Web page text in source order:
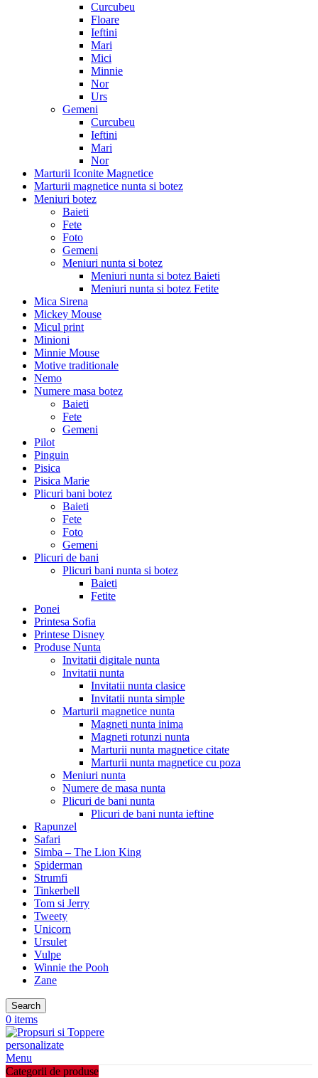
Curcubeu
Floare
Ieftini
Mari
Mici
Minnie
Nor
Urs
Gemeni
Curcubeu
Ieftini
Mari
Nor
Marturii Iconite Magnetice
Marturii magnetice nunta si botez
Meniuri botez
Baieti
Fete
Foto
Gemeni
Meniuri nunta si botez
Meniuri nunta si botez Baieti
Meniuri nunta si botez Fetite
Mica Sirena
Mickey Mouse
Micul print
Minioni
Minnie Mouse
Motive traditionale
Nemo
Numere masa botez
Baieti
Fete
Gemeni
Pilot
Pinguin
Pisica
Pisica Marie
Plicuri bani botez
Baieti
Fete
Foto
Gemeni
Plicuri de bani
Plicuri bani nunta si botez
Baieti
Fetite
Ponei
Printesa Sofia
Printese Disney
Produse Nunta
Invitatii digitale nunta
Invitatii nunta
Invitatii nunta clasice
Invitatii nunta simple
Marturii magnetice nunta
Magneti nunta inima
Magneti rotunzi nunta
Marturii nunta magnetice citate
Marturii nunta magnetice cu poza
Meniuri nunta
Numere de masa nunta
Plicuri de bani nunta
Plicuri de bani nunta ieftine
Rapunzel
Safari
Simba – The Lion King
Spiderman
Strumfi
Tinkerbell
Tom si Jerry
Tweety
Unicorn
Ursulet
Vulpe
Winnie the Pooh
Zane
Search
0 items
Menu
Categorii de produse